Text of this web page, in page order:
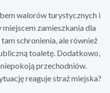
walorów turystycznych i
zamieszkania dla
schronienia, ale również
toaletę. Dodatkowo,
przechodniów.
reaguje straż miejska?